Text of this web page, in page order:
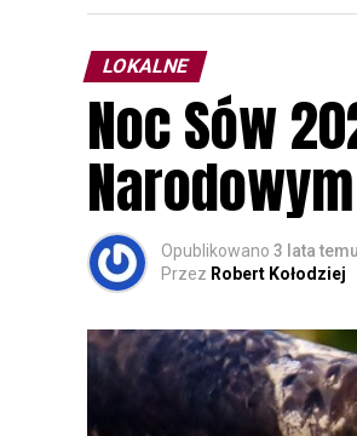
LOKALNE
Noc Sów
Narodowym
Opublikowano 3 lata temu
Przez Robert Kołodziej